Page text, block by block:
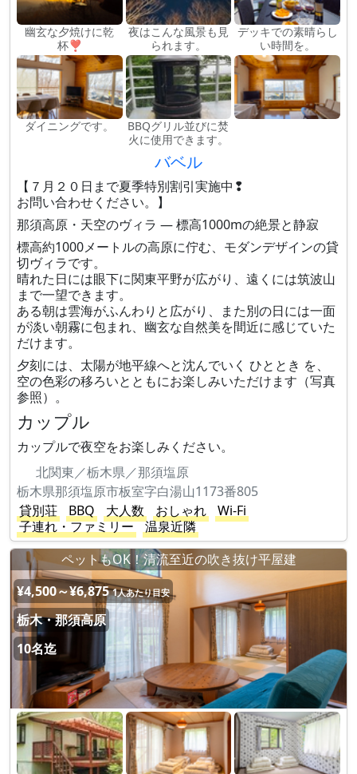
幽玄な夕焼けに乾
杯❣
夜はこんな風景も見
られます。
デッキでの素晴らし
い時間を。
ダイニングです。
BBQグリル並びに焚
火に使用できます。
バベル
【７月２０日まで夏季特別割引実施中❢
お問い合わせください。】
那須高原・天空のヴィラ — 標高1000mの絶景と静寂
標高約1000メートルの高原に佇む、モダンデザインの貸
切ヴィラです。
晴れた日には眼下に関東平野が広がり、遠くには筑波山
まで一望できます。
ある朝は雲海がふんわりと広がり、また別の日には一面
が淡い朝霧に包まれ、幽玄な自然美を間近に感じていた
だけます。
夕刻には、太陽が地平線へと沈んでいく ひととき を、
空の色彩の移ろいとともにお楽しみいただけます（写真
参照）。
カップル
カップルで夜空をお楽しみください。
北関東／栃木県／那須塩原
栃木県那須塩原市板室字白湯山1173番805
貸別荘
BBQ 大人数 おしゃれ
Wi-Fi
子連れ・ファミリー
温泉近隣
ペットもOK！清流至近の吹き抜け平屋建
¥4,500～¥6,875 1人あたり目安
栃木・那須高原
10名迄